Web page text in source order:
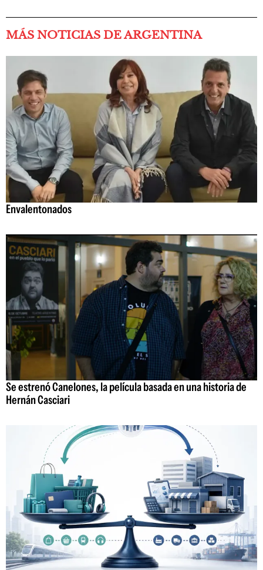
MÁS NOTICIAS DE ARGENTINA
Envalentonados
Se estrenó Canelones, la película basada en una historia de
Hernán Casciari